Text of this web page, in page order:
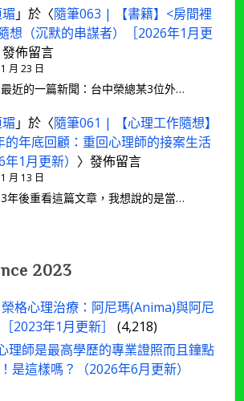
」於〈隨筆063 | 【書籍】<房間裡
想（沉默的串謀者）［2026年1月更
發佈留言
月 23 日
近的一篇新聞：台中榮總某3位外…
」於〈隨筆061 | 【心理工作隨想】
的年底回顧：重回心理師的接案生活
年1月更新） 〉發佈留言
月 13 日
年後重看這篇文章，我想說的是當…
2023
格心理治療：阿尼瑪(Anima)與阿尼
2023年1月更新］
(4,218)
理師是最高學歷的專業證照而且鐘點
是這樣嗎？（2026年6月更新）